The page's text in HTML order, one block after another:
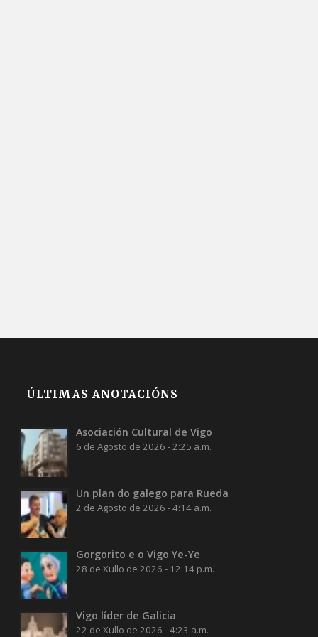
ÚLTIMAS ANOTACIÓNS
Asociación Cultural de Vigo
6 de Agosto de 2026 - 2:25 a.m.
Un plan do galego para Rueda
2 de Agosto de 2026 - 4:14 a.m.
Gorgorito e o Vigo Ye-Ye
28 de Xullo de 2026 - 12:14 p.m.
Vigo líder de Galicia
22 de Xullo de 2026 - 4:23 a.m.